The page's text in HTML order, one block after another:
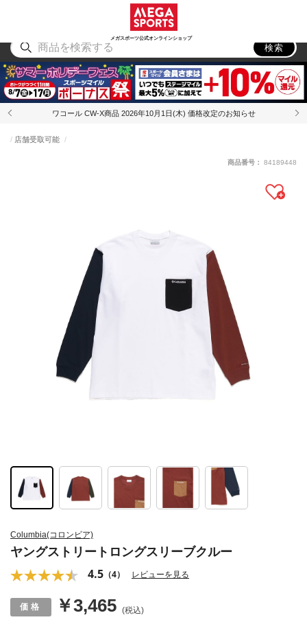
メガスポーツ公式オンラインショップ
アウトドア
検索
ワコール CW-X商品 2026年10月1日(木) 価格改定のお知らせ
Columbia(コロンビア)
ヤングストリートロングスリーブクルー
4.5 （4） レビューを見る
店舗受取可能
￥3,465 (税込)
商品番号： 84189448